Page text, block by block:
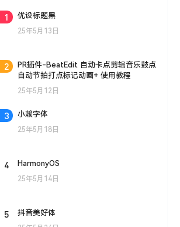
1 优设标题黑
25年5月13日
2
PR插件-BeatEdit 自动卡点剪辑音乐鼓点
自动节拍打点标记动画+ 使用教程
25年5月12日
3 小赖字体
25年5月18日
4 HarmonyOS
25年5月14日
5 抖音美好体